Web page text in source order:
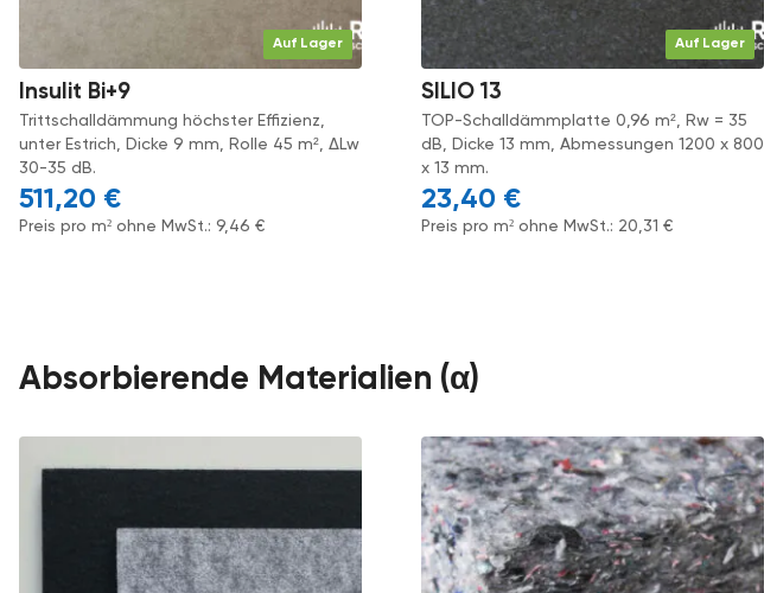
Auf Lager
Insulit Bi+9
Trittschalldämmung höchster Effizienz,
unter Estrich, Dicke 9 mm, Rolle 45 m², ΔLw
30-35 dB.
511,20 €
Preis pro m² ohne MwSt.: 9,46 €
Auf Lager
SILIO 13
TOP-Schalldämmplatte 0,96 m², Rw = 35
dB, Dicke 13 mm, Abmessungen 1200 x 800
x 13 mm.
23,40 €
Preis pro m² ohne MwSt.: 20,31€
Absorbierende Materialien (α)